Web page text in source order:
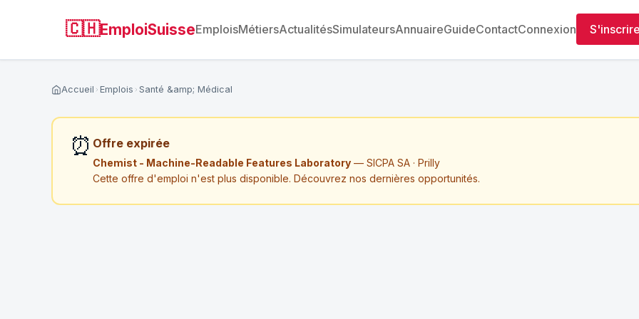
🇨🇭EmploiSuisseEmploisMétiersActualitésSimulateursAnnuaireGuideContactConnexion
Accueil Emplois Santé &amp; Médical
⏰ Offre expirée
Chemist - Machine-Readable Features Laboratory— SICPA SA · Prilly
Cette offre d'emploi n'est plus disponible. Découvrez nos dernières opportunités.